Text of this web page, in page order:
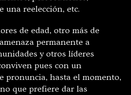
una reelección, etc.
de edad, otro más de
permanente a
y otros líderes
pues con un
pronuncia, hasta el momento,
que prefiere dar las